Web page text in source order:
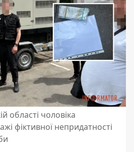
області чоловіка
фіктивної непридатності